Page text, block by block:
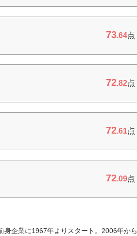
73.64点
72.82点
72.61点
72.09点
身企業に1967年よりスタート。2006年から